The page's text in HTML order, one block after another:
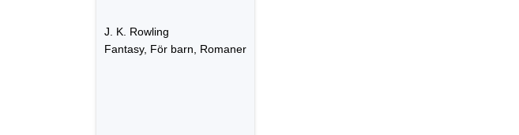
J. K. Rowling
Fantasy, För barn, Romaner